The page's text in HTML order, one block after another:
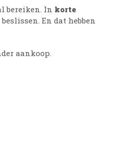
bereiken. In korte
En dat hebben
aankoop.